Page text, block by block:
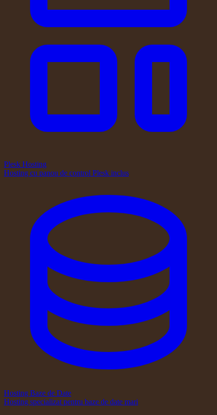
Plesk Hosting
Hosting cu panou de control Plesk inclus
Hosting Baze de Date
Hosting specializat pentru baze de date mari